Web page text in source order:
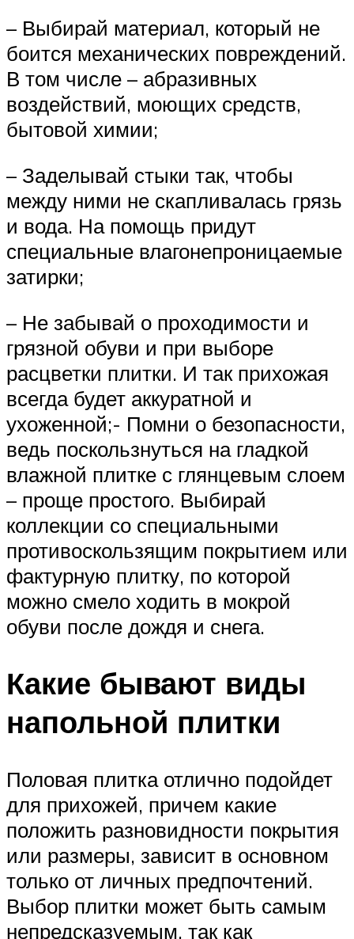
– Выбирай материал, который не
боится механических повреждений.
В том числе – абразивных
воздействий, моющих средств,
бытовой химии;
– Заделывай стыки так, чтобы
между ними не скапливалась грязь
и вода. На помощь придут
специальные влагонепроницаемые
затирки;
– Не забывай о проходимости и
грязной обуви и при выборе
расцветки плитки. И так прихожая
всегда будет аккуратной и
ухоженной;- Помни о безопасности,
ведь поскользнуться на гладкой
влажной плитке с глянцевым слоем
– проще простого. Выбирай
коллекции со специальными
противоскользящим покрытием или
фактурную плитку, по которой
можно смело ходить в мокрой
обуви после дождя и снега.
Какие бывают виды
напольной плитки
Половая плитка отлично подойдет
для прихожей, причем какие
положить разновидности покрытия
или размеры, зависит в основном
только от личных предпочтений.
Выбор плитки может быть самым
непредсказуемым, так как